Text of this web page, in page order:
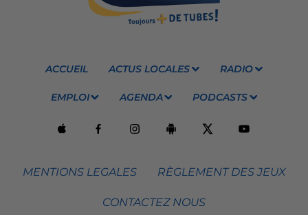
ACCUEIL ACTUS LOCALES RADIO
EMPLOI AGENDA PODCASTS
MENTIONS LEGALES RÈGLEMENT DES JEUX
CONTACTEZ NOUS